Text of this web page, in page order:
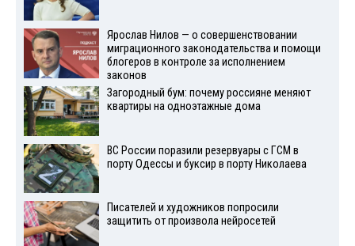
Ярослав Нилов — о совершенствовании
миграционного законодательства и помощи
блогеров в контроле за исполнением
законов
Загородный бум: почему россияне меняют
квартиры на одноэтажные дома
ВС России поразили резервуары с ГСМ в
порту Одессы и буксир в порту Николаева
Писателей и художников попросили
защитить от произвола нейросетей